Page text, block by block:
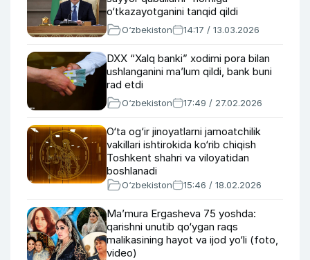
o‘tkazayotganini tanqid qildi
O‘zbekiston 14:17 / 13.03.2026
DXX “Xalq banki” xodimi pora bilan
ushlanganini ma’lum qildi, bank buni
rad etdi
O‘zbekiston 17:49 / 27.02.2026
O‘ta og‘ir jinoyatlarni jamoatchilik
vakillari ishtirokida ko‘rib chiqish
Toshkent shahri va viloyatidan
boshlanadi
O‘zbekiston 15:46 / 18.02.2026
Ma’mura Ergasheva 75 yoshda:
qarishni unutib qo‘ygan raqs
malikasining hayot va ijod yo‘li (foto,
video)